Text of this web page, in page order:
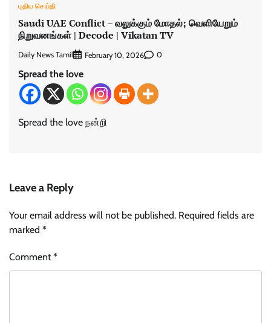
புதிய செய்தி
Saudi UAE Conflict – வலுக்கும் மோதல்; வெளியேறும்
நிறுவனங்கள் | Decode | Vikatan TV
Daily News Tamil February 10, 2026 0
Spread the love
Spread the love நன்றி
Leave a Reply
Your email address will not be published. Required fields are
marked *
Comment*